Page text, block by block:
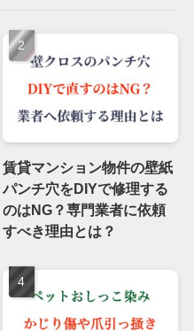
賃貸マンション物件の壁紙
パンチ穴をDIYで修理する
のはNG？専門業者に依頼
すべき理由とは？